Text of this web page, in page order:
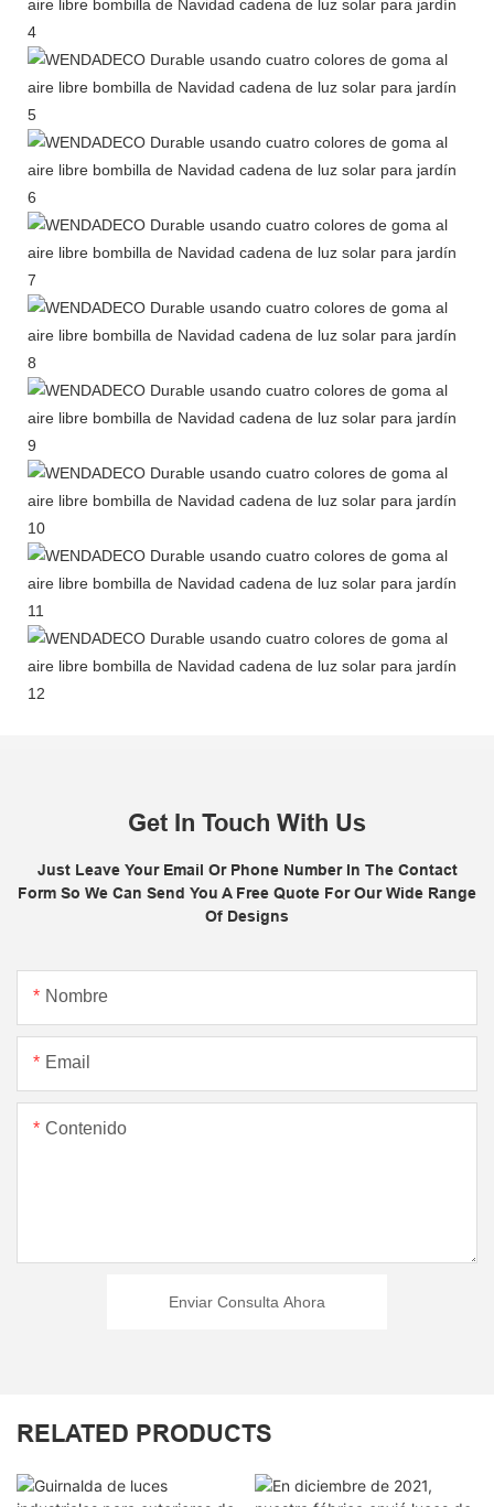
Get In Touch With Us
Just Leave Your Email Or Phone Number In The Contact
Form So We Can Send You A Free Quote For Our Wide Range
Of Designs
Nombre
Email
Contenido
Enviar Consulta Ahora
RELATED PRODUCTS